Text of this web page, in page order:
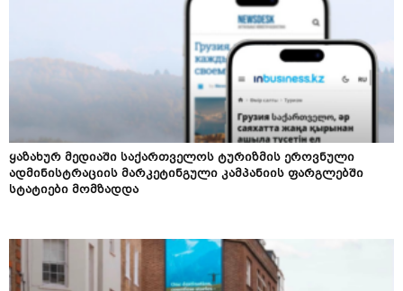
ყაზახურ მედიაში საქართველოს ტურიზმის ეროვნული
ადმინისტრაციის მარკეტინგული კამპანიის ფარგლებში
სტატიები მომზადდა